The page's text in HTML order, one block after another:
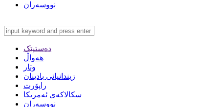
نووسەران
دەستپێک
هەواڵ
وتار
زیندانیانی بادینان
راپۆرت
سکالاکەی ئەمریکا
نووسەران